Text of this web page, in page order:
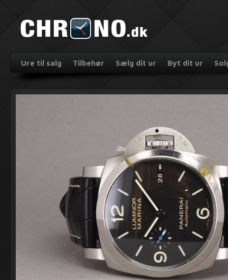
Ure til salg Tilbehør Sælg dit ur Byt dit ur